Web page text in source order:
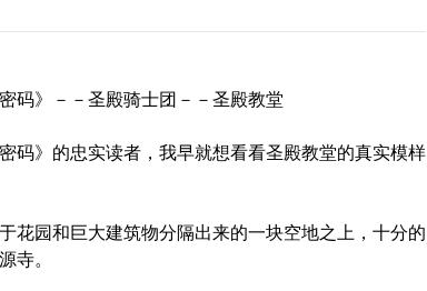
码》－－圣殿骑士团－－圣殿教堂
码》的忠实读者，我早就想看看圣殿教堂的真实模样
花园和巨大建筑物分隔出来的一块空地之上，十分的
寺。